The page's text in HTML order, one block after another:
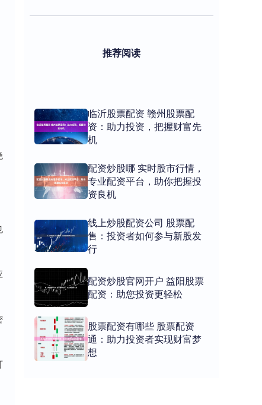
推荐阅读
临沂股票配资 赣州股票配
资：助力投资，把握财富先
机
配资炒股哪 实时股市行情，
专业配资平台，助你把握投
资良机
线上炒股配资公司 股票配
售：投资者如何参与新股发
行
配资炒股官网开户 益阳股票
配资：助您投资更轻松
股票配资有哪些 股票配资
通：助力投资者实现财富梦
想